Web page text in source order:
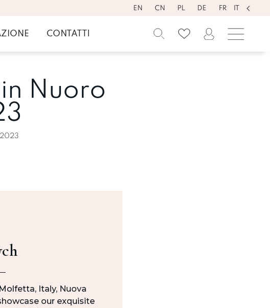
EN CN PL DE FR
CONTATTI
Nuoro
Italy, Nuova
our exquisite